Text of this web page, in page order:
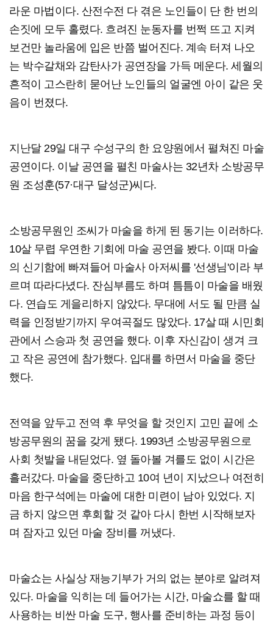
라운 마법이다. 산전수전 다 겪은 노인들이 단 한 번의
손짓에 모두 홀렸다. 흐려진 눈동자를 번쩍 뜨고 지켜
보건만 놀라움에 입은 반쯤 벌어진다. 계속 터져 나오
는 박수갈채와 감탄사가 공연장을 가득 메운다. 세월의
흔적이 고스란히 묻어난 노인들의 얼굴엔 아이 같은 웃
음이 번졌다.
지난달 29일 대구 수성구의 한 요양원에서 펼쳐진 마술
공연이다. 이날 공연을 펼친 마술사는 32년차 소방공무
원 조성훈(57·대구 달성군)씨다.
소방공무원인 조씨가 마술을 하게 된 동기는 이러하다.
10살 무렵 우연한 기회에 마술 공연을 봤다. 이때 마술
의 신기함에 빠져들어 마술사 아저씨를 '선생님'이라 부
르며 따라다녔다. 잔심부름도 하며 틈틈이 마술을 배웠
다. 연습도 게을리하지 않았다. 무대에 서도 될 만큼 실
력을 인정받기까지 우여곡절도 많았다. 17살 때 시민회
관에서 스승과 첫 공연을 했다. 이후 자신감이 생겨 크
고 작은 공연에 참가했다. 입대를 하면서 마술을 중단
했다.
전역을 앞두고 전역 후 무엇을 할 것인지 고민 끝에 소
방공무원의 꿈을 갖게 됐다. 1993년 소방공무원으로
사회 첫발을 내딛었다. 옆 돌아볼 겨를도 없이 시간은
흘러갔다. 마술을 중단하고 10여 년이 지났으나 여전히
마음 한구석에는 마술에 대한 미련이 남아 있었다. 지
금 하지 않으면 후회할 것 같아 다시 한번 시작해보자
며 잠자고 있던 마술 장비를 꺼냈다.
마술쇼는 사실상 재능기부가 거의 없는 분야로 알려져
있다. 마술을 익히는 데 들어가는 시간, 마술쇼를 할 때
사용하는 비싼 마술 도구, 행사를 준비하는 과정 등이